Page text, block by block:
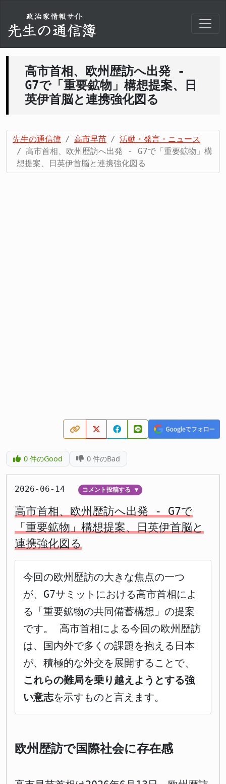
高市首相、欧州歴訪へ出発 -
G7で「重要鉱物」構想提案、日
英伊首脳と連携強化図る
先生の通信簿 高市早苗
活動・発言・ニュース
高市首相、欧州歴訪へ出発 - G7で「重要鉱物」構
想提案、日英伊首脳と連携強化図る
0件のGood 0 件のBad
2026-06-14 コメント投稿する ▼
高市首相、欧州歴訪へ出発 - G7で
「重要鉱物」構想提案、日英伊首脳と
連携強化図る
今回の欧州歴訪の大きな焦点の一つ
が、G7サミットにおける高市首相によ
る「重要鉱物の共同備蓄構想」の提案
です。 高市首相による今回の欧州歴訪
は、国内外で多くの課題を抱える日本
が、積極的な外交を展開することで、
これらの難局を乗り越えようとする強
い意志を示すものと言えます。
欧州歴訪で国際社会に存在感